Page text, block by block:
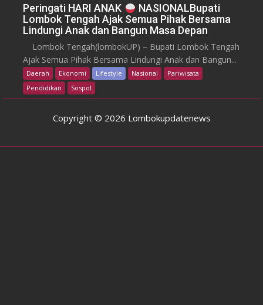
Peringati HARI ANAK
NASIONALBupati
Lombok Tengah Ajak Semua Pihak Bersama
Lindungi Anak dan Bangun Masa Depan
Lombok Tengah(lombokUP) – Bupati Lombok Tengah
Ajak Semua Pihak Bersama Lindungi Anak dan Bangun...
Daerah Ekonomi Lifestyle Nasional
Pariwisata
Pendidikan
Sospol
Copyright © 2026 Lombokupdatenews